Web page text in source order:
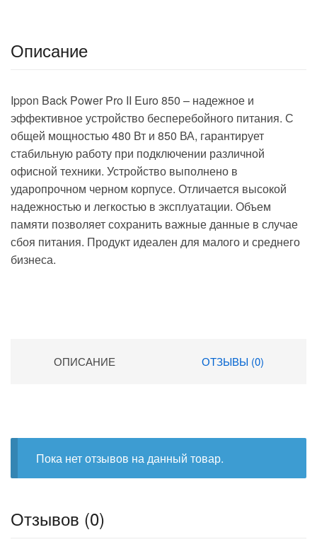
Описание
Ippon Back Power Pro II Euro 850 – надежное и
эффективное устройство бесперебойного питания. С
общей мощностью 480 Вт и 850 ВА, гарантирует
стабильную работу при подключении различной
офисной техники. Устройство выполнено в
ударопрочном черном корпусе. Отличается высокой
надежностью и легкостью в эксплуатации. Объем
памяти позволяет сохранить важные данные в случае
сбоя питания. Продукт идеален для малого и среднего
бизнеса.
ОПИСАНИЕ ОТЗЫВЫ (0)
Пока нет отзывов на данный товар.
Отзывов (0)